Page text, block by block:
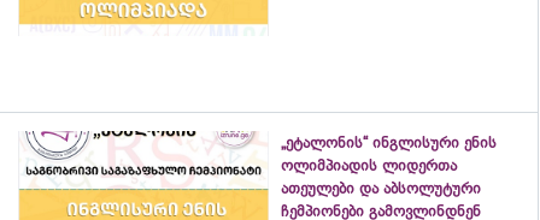
„ეტალონის“ ინგლისური ენის
ოლიმპიადის ლიდერთა
ათეულები და აბსოლუტური
ჩემპიონები გამოვლინდნენ